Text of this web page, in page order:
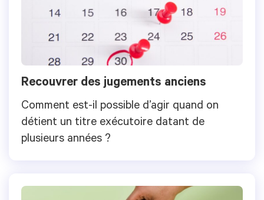
Recouvrer des jugements anciens
Comment est-il possible d’agir quand on
détient un titre exécutoire datant de
plusieurs années ?